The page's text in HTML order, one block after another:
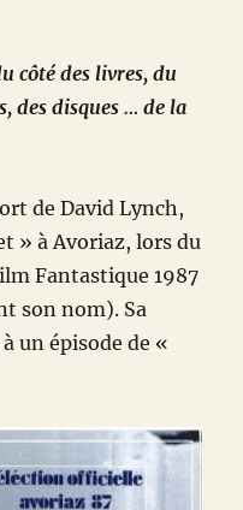
côté des livres, du
des disques … de la
de David Lynch,
» à Avoriaz, lors du
Fantastique 1987
son nom). Sa
un épisode de «